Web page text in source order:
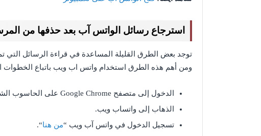
استرجاع رسائل الواتس آب بعد حذفها من
توجد بعض الطرق القليلة المساعدة في قراءة الرسائل
ومن أهم هذه الطرق استخدام واتس اب ويب باتباع الخطوات
الدخول إلى متصفح Google Chrome على الحاسوب الشخصي.
الذهاب إلى واتساب ويب.
تسجيل الدخول في واتس آب ويب “من هنا“.